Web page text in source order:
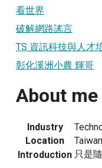
看世界
破解網路謠言
TS 資訊科技與人才
彰化溪洲小農 輝哥
About me
Industry
Location
Taiwan
Introduction 只是